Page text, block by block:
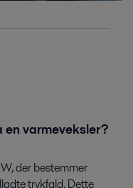
en varmeveksler?
der bestemmer
trykfald. Dette